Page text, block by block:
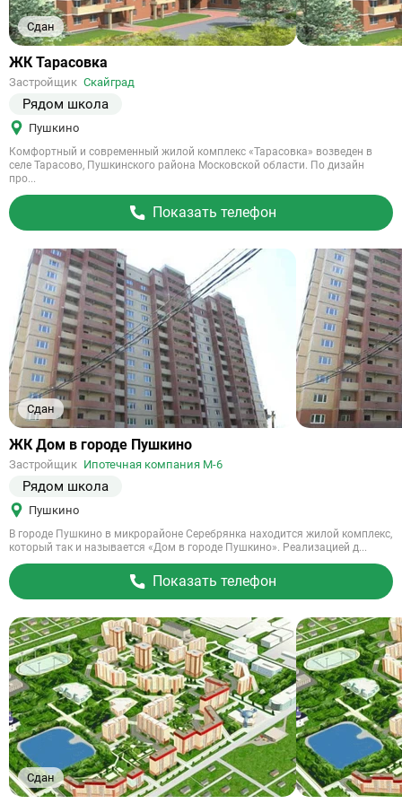
Сдан
Ссылка
объект
ЖК Тарасовка
Застройщик Скайград
Рядом школа
Пушкино
Комфортный и современный жилой комплекс «Тарасовка» возведен в
селе Тарасово, Пушкинского района Московской области. По дизайн
про...
Показать телефон
Сдан
Ссылка
объект
ЖК Дом в городе Пушкино
Застройщик Ипотечная компания М-6
Рядом школа
Пушкино
В городе Пушкино в микрорайоне Серебрянка находится жилой комплекс,
который так и называется «Дом в городе Пушкино». Реализацией д...
Показать телефон
Сдан